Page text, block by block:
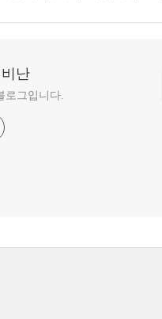
난
로그입니다.